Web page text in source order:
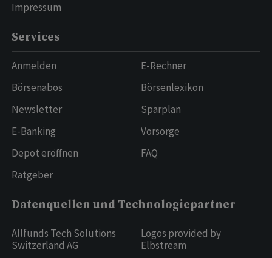
Impressum
Services
Anmelden
Börsenabos
Newsletter
E-Banking
Depot eröffnen
Ratgeber
E-Rechner
Börsenlexikon
Sparplan
Vorsorge
FAQ
Datenquellen und Technologiepartner
Allfunds Tech Solutions
Switzerland AG
Logos provided by
Elbstream